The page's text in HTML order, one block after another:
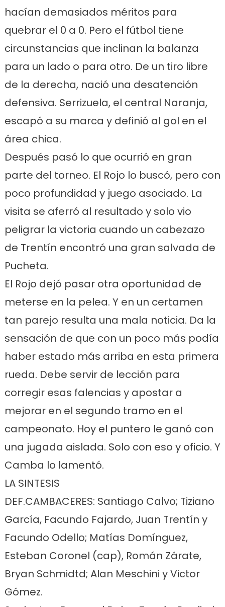
hacían demasiados méritos para
quebrar el 0 a 0. Pero el fútbol tiene
circunstancias que inclinan la balanza
para un lado o para otro. De un tiro libre
de la derecha, nació una desatención
defensiva. Serrizuela, el central Naranja,
escapó a su marca y definió al gol en el
área chica.
Después pasó lo que ocurrió en gran
parte del torneo. El Rojo lo buscó, pero con
poco profundidad y juego asociado. La
visita se aferró al resultado y solo vio
peligrar la victoria cuando un cabezazo
de Trentín encontró una gran salvada de
Pucheta.
El Rojo dejó pasar otra oportunidad de
meterse en la pelea. Y en un certamen
tan parejo resulta una mala noticia. Da la
sensación de que con un poco más podía
haber estado más arriba en esta primera
rueda. Debe servir de lección para
corregir esas falencias y apostar a
mejorar en el segundo tramo en el
campeonato. Hoy el puntero le ganó con
una jugada aislada. Solo con eso y oficio. Y
Camba lo lamentó.
LA SINTESIS
DEF.CAMBACERES: Santiago Calvo; Tiziano
García, Facundo Fajardo, Juan Trentín y
Facundo Odello; Matías Domínguez,
Esteban Coronel (cap), Román Zárate,
Bryan Schmidtd; Alan Meschini y Victor
Gómez.